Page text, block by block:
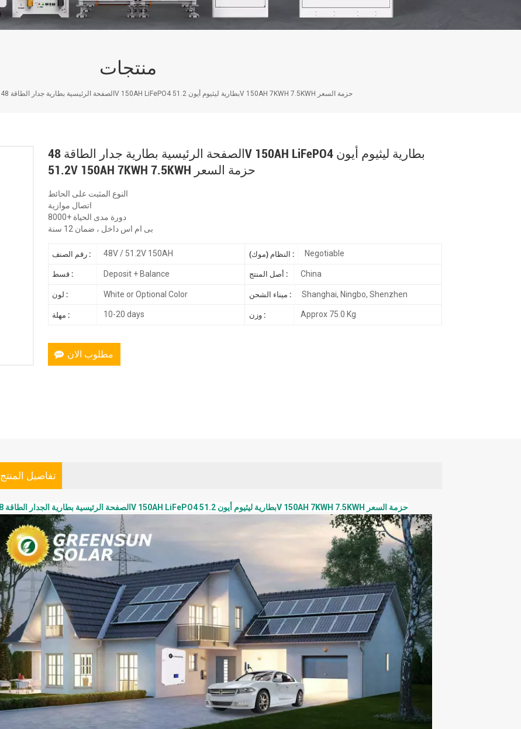
منتجات
الصفحة الرئيسية بطارية جدار الطاقة 48V 150AH LiFePO4 بطارية ليثيوم أيون 51.2V 150AH 7KWH 7.5KWH حزمة السعر
الصفحة الرئيسية بطارية جدار الطاقة 48V 150AH LiFePO4 بطارية ليثيوم أيون
51.2V 150AH 7KWH 7.5KWH حزمة السعر
النوع المثبت على الحائط
اتصال موازية
8000+ دورة مدى الحياة
بى ام اس داخل ، ضمان 12 سنة
رقم الصنف : 48V / 51.2V 150AH النظام (موك) : Negotiable
قسط : Deposit + Balance أصل المنتج : China
لون : White or Optional Color ميناء الشحن : Shanghai, Ningbo, Shenzhen
مهلة : 10-20 days وزن : Approx 75.0 Kg
مطلوب الان
تفاصيل المنتج
الصفحة الرئيسية بطارية الجدار الطاقة 48V 150AH LiFePO4 بطارية ليثيوم أيون 51.2V 150AH 7KWH 7.5KWH حزمة السعر